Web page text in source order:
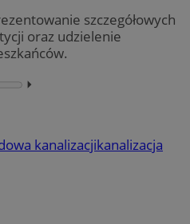
szczegółowych
oraz udzielenie
⏵︎
kanalizacjikanalizacja